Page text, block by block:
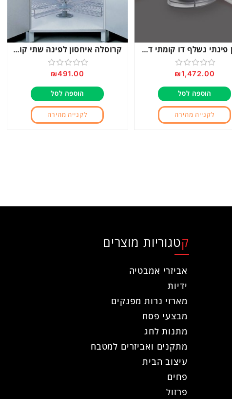
מתקן פינתי נשלף דו קומתי דגם 808
דורג
0
5
₪1,472.00
הוספה לסל
לקנייה מהירה
קרוסלה איחסון לפינה שתי קומות דגם 270
דורג
0
5
₪491.00
הוספה לסל
לקנייה מהירה
קטגוריות מוצרים
אביזרי אמבטיה
ידיות
מארזי נרות מפנקים
מבצעי פסח
מתנות לחג
מתקנים ואביזרים למטבח
עיצוב הבית
פחים
פרזול